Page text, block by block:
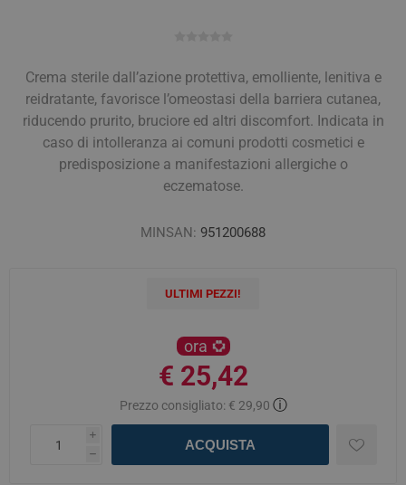
Crema sterile dall’azione protettiva, emolliente, lenitiva e
reidratante, favorisce l’omeostasi della barriera cutanea,
riducendo prurito, bruciore ed altri discomfort. Indicata in
caso di intolleranza ai comuni prodotti cosmetici e
predisposizione a manifestazioni allergiche o
eczematose.
MINSAN: 951200688
ULTIMI PEZZI!
ora
€ 25,42
Prezzo consigliato: € 29,90 ⓘ
i
h
ACQUISTA